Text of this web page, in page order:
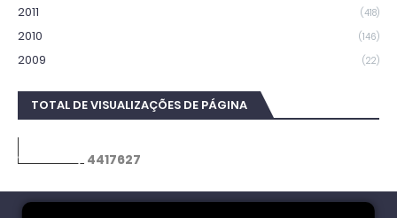
2011 (418)
2010 (146)
2009 (22)
TOTAL DE VISUALIZAÇÕES DE PÁGINA
4417627